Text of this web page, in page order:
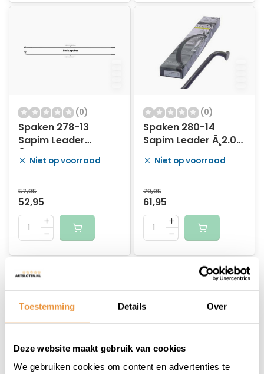
Toestemming Details Over
Deze website maakt gebruik van cookies
We gebruiken cookies om content en advertenties te
(0)
Spaken 278-13
Sapim Leader
Ã¸2.33mm FG 2,6 -
RVS (100 stuks)
Niet op voorraad
57,95
52,95
(0)
Spaken 280-14
Sapim Leader Ã¸2.00
mm FG 2,3 - zwart
(100 stuks)
Niet op voorraad
79,95
61,95
(0) (0)